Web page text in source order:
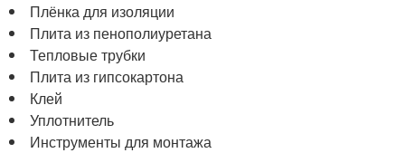
Плёнка для изоляции
Плита из пенополиуретана
Тепловые трубки
Плита из гипсокартона
Клей
Уплотнитель
Инструменты для монтажа